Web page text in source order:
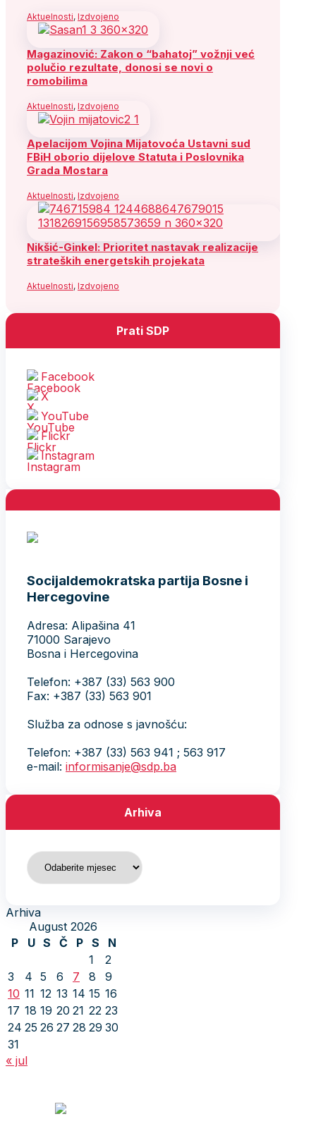
Aktuelnosti, Izdvojeno
Magazinović: Zakon o “bahatoj” vožnji već
polučio rezultate, donosi se novi o
romobilima
Aktuelnosti, Izdvojeno
Apelacijom Vojina Mijatovoća Ustavni sud
FBiH oborio dijelove Statuta i Poslovnika
Grada Mostara
Aktuelnosti, Izdvojeno
Nikšić-Ginkel: Prioritet nastavak realizacije
strateških energetskih projekata
Aktuelnosti, Izdvojeno
Prati SDP
Facebook
X
YouTube
Flickr
Instagram
Socijaldemokratska partija Bosne i
Hercegovine
Adresa: Alipašina 41
71000 Sarajevo
Bosna i Hercegovina
Telefon: +387 (33) 563 900
Fax: +387 (33) 563 901
Služba za odnose s javnošću:
Telefon: +387 (33) 563 941 ; 563 917
e-mail: informisanje@sdp.ba
Arhiva
Arhiva
Arhiva
August 2026
P
U S Č P S
N
1
2
3
4 5 6 7 8
9
10 11 12 13 14 15 16
17 18 19 20 21 22 23
24 25 26 27 28 29 30
31
« jul